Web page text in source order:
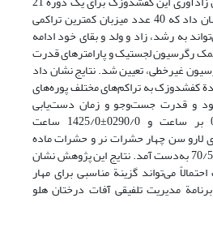
روزه بررسی شد. نتایج نشان داد که 40 عدد میزبان کمترین تراکمی
به رشد، زاد و ولد و بقای خود ادامه
رگرسیون لجستیک و پارامترهای قدرت
غیر‌خطی، تعیین شد. نتایج نشان داد
کفشدوزک به تراکم‌های مختلف پوره‌های
و قدرت جست‌و‌جو و زمان دست‌یابی
به‌ترتیب 00819/0±063/0 بر ساعت و 0290/0±1425/0 ساعت
سن چهار حشرات نر و حشرات ماده
به‌ترتیب 22/45، 65/29 و 70/50 به‌دست آمد. نتایج این پژوهش نشان
می‌تواند گزینة مناسبی برای مهار
مدیریت تلفیقی آفات درختان هلو